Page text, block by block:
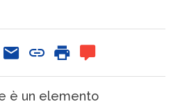
è un elemento